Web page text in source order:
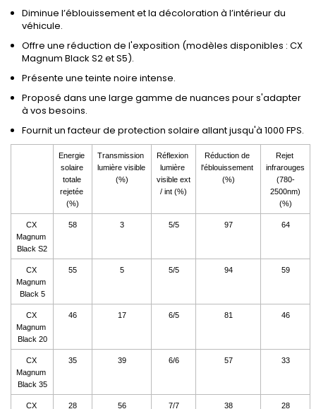
Diminue l’éblouissement et la décoloration à l’intérieur du
véhicule.
Offre une réduction de l'exposition (modèles disponibles : CX
Magnum Black S2 et S5).
Présente une teinte noire intense.
Proposé dans une large gamme de nuances pour s'adapter
à vos besoins.
Fournit un facteur de protection solaire allant jusqu'à 1000 FPS.
Energie
solaire
totale
rejetée
(%)
Transmission
lumière visible
(%)
Réflexion
lumière
visible ext
/ int (%)
Réduction de
l'éblouissement
(%)
Rejet
infrarouges
(780-
2500nm)
(%)
CX
Magnum
Black S2
58 3 5/5 97 64
CX
Magnum
Black 5
55 5 5/5 94 59
CX
Magnum
Black 20
46 17 6/5 81 46
CX
Magnum
Black 35
35 39 6/6 57 33
CX 28 56 7/7 38 28